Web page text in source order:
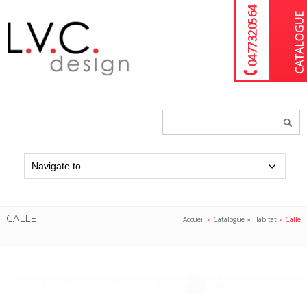
04 77 32 05 64
CALLE Accueil » Catalogue » Habitat » Calle